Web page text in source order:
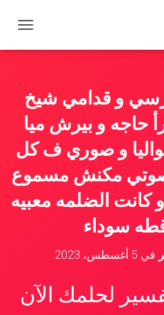
ب
ا
ل
ت
ن
ق
و قدامي شيخ
حاجه و بيرش ميا
و صوري ف كل
مكنش مسموع
الضلمه معبيه
سوداء
في 5 أغسطس، 2023
لحلمك الآن